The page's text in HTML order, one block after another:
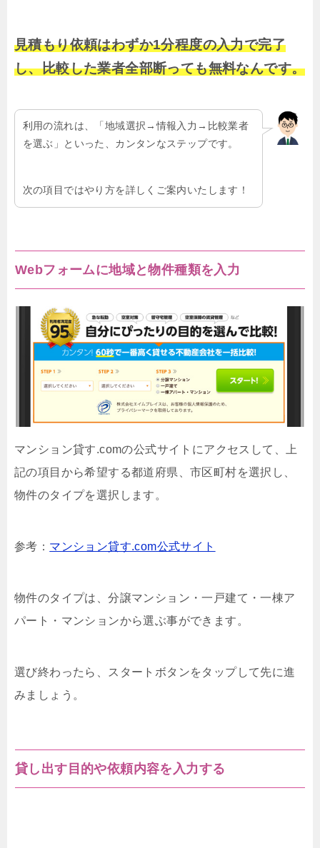
見積もり依頼はわずか1分程度の入力で完了
し、比較した業者全部断っても無料なんです。
利用の流れは、「地域選択→情報入力→比較業者
を選ぶ」といった、カンタンなステップです。
次の項目ではやり方を詳しくご案内いたします！
Webフォームに地域と物件種類を入力
マンション貸す.comの公式サイトにアクセスして、上
記の項目から希望する都道府県、市区町村を選択し、
物件のタイプを選択します。
参考： マンション貸す.com公式サイト
物件のタイプは、分譲マンション・一戸建て・一棟ア
パート・マンションから選ぶ事ができます。
選び終わったら、スタートボタンをタップして先に進
みましょう。
貸し出す目的や依頼内容を入力する